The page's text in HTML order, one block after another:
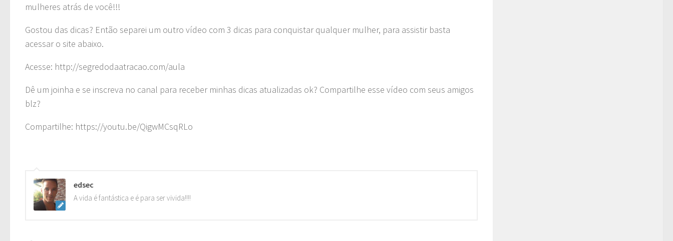
mulheres atrás de você!!!
Gostou das dicas? Então separei um outro vídeo com 3 dicas para conquistar qualquer mulher, para assistir basta
acessar o site abaixo.
Acesse: http://segredodaatracao.com/aula
Dê um joinha e se inscreva no canal para receber minhas dicas atualizadas ok? Compartilhe esse vídeo com seus amigos
blz?
Compartilhe: https://youtu.be/QigwMCsqRLo
edsec
A vida é fantástica e é para ser vivida!!!!